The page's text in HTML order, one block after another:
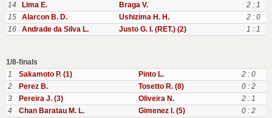
14 Lima E. Braga V.
2 : 1
15
Alarcon B. D. Ushizima H. H.
2 : 0
16
Andrade da Silva L. Justo G. I. (RET.) (2) 1 : 1
1/8-finals
1
Sakamoto P. (1) Pinto L.
2 : 0
2
Perez B. Tosetto R. (8)
0 : 2
3
Pereira J. (3) Oliveira N.
2 : 1
4
Chan Baratau M. L. Gimenez I. (5)
0 : 2